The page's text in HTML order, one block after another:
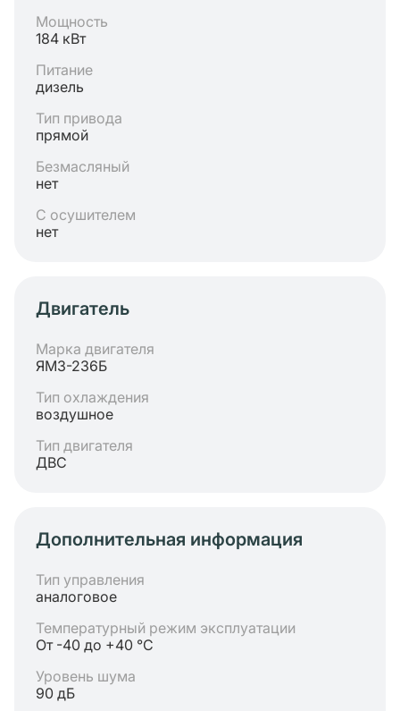
Мощность
184 кВт
Питание
дизель
Тип привода
прямой
Безмасляный
нет
С осушителем
нет
Двигатель
Марка двигателя
ЯМЗ-236Б
Тип охлаждения
воздушное
Тип двигателя
ДВС
Дополнительная информация
Тип управления
аналоговое
Температурный режим эксплуатации
От -40 до +40 °C
Уровень шума
90 дБ